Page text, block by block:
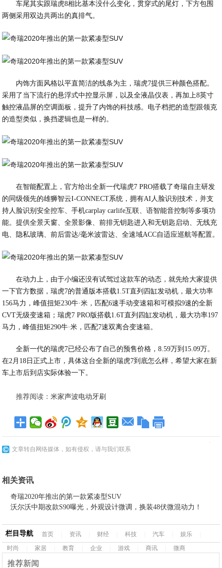
车尾其实跟瑞虎8相比基本没什么变化，贯穿式的尾灯，下方包围
两侧采用双边共两出的真排气。
内饰方面风格以平直简洁的线条为主，瑞虎7提供三种颜色搭配。
采用了当下流行的悬浮式中控显示屏，以及全液晶仪表，再加上8英寸
触控液晶屏的空调面板，提升了内饰的科技感。电子档把的造型跟领克
的造型类似，换挡逻辑也是一样的。
在智能配置上，官方给出全新一代瑞虎7 PRO搭载了奇瑞自主研发
的同级领先的雄狮智云I-CONNECT系统，拥有AI人脸识别技术，并支
持人脸识别安全控车、手机carplay carlife互联、语智能音控制等多项功
能。提供全景天窗、全景影像、前排无钥匙进入和无钥匙启动、无线充
电、隐私玻璃、前后雷达/毫米波雷达、全速域ACC自适应巡航等配置。
在动力上，由于小编还没有试驾过这款车的动态，就先给大家提供
一下官方数据，瑞虎7的普通版本搭载1.5T直列四缸发动机，最大功率
156马力，峰值扭矩230牛·米，匹配6速手动变速箱和可模拟9速的全新
CVT无级变速箱；瑞虎7 PRO版搭载1.6T直列四缸发动机，最大功率197
马力，峰值扭矩290牛·米，匹配7速双离合变速箱。
全新一代的瑞虎7已经公布了自己的预售价格，8.59万到15.09万。
在2月18日正式上市，具体这台全新的瑞虎7到底怎么样，希望大家在新
车上市后到店实际体验一下。
推荐阅读：米家声波电动牙刷
文章转自网络媒体，如有侵权，请与我们联系
相关资讯
奇瑞2020年推出的第一款紧凑型SUV
沃尔沃中期改款S90曝光，外观设计微调，换装48伏微混动力！
栏目导航 首页 资讯 财经 科技 汽车 娱乐
时尚
家居 教育 企业 游戏 商讯 微商
推荐新闻